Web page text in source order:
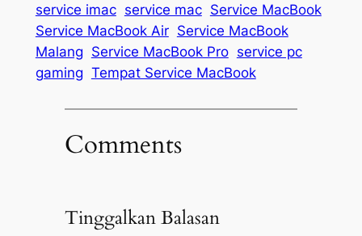
service imac service mac Service MacBook
Service MacBook Air Service MacBook
Malang Service MacBook Pro service pc
gaming Tempat Service MacBook
Comments
Tinggalkan Balasan